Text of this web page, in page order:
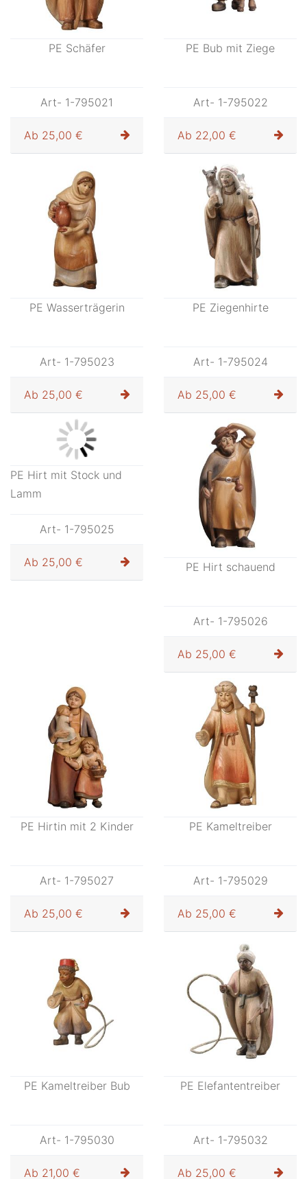
PE Schäfer
Art- 1-795021
Ab 25,00 €
PE Bub mit Ziege
Art- 1-795022
Ab 22,00 €
PE Wasserträgerin
Art- 1-795023
Ab 25,00 €
PE Ziegenhirte
Art- 1-795024
Ab 25,00 €
PE Hirt mit Stock und
PE Hirt schauend
Art- 1-795026
Ab 25,00 €
PE Hirtin mit 2 Kinder
Art- 1-795027
Ab 25,00 €
PE Kameltreiber
Art- 1-795029
Ab 25,00 €
PE Kameltreiber Bub
Art- 1-795030
Ab 21,00 €
PE Elefantentreiber
Art- 1-795032
Ab 25,00 €